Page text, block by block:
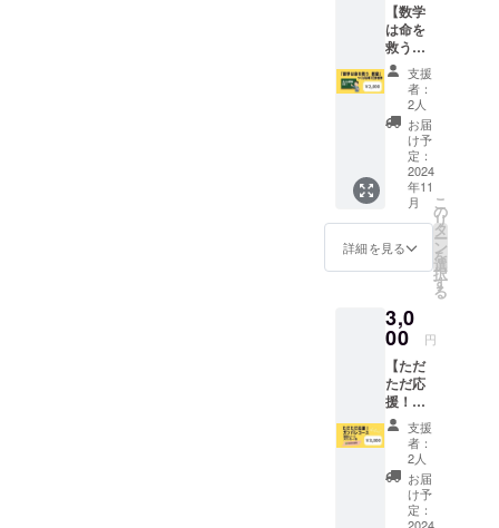
【数学
は命を
救う教
室 1日
のみ参
加券】
つくば
会場
（フェ
ルミカ
フェ）
〈数学
は命を
救う教
室・数
る教室
を開催
しま
す！〉
大人も
参加OK
です。
＜開催
予定＞
2024年
11月～
12月 5
支援
者：
2人
お届
け予
定：
2024
年11
月
詳細を見る
こ
の
リ
タ
ー
ン
を
選
択
す
る
3,0
00 円
【ただ
ただ応
援！ガ
ンバレ
コー
ス】 感
謝の気
持ちを
込め
支援
者：
2人
お届
け予
定：